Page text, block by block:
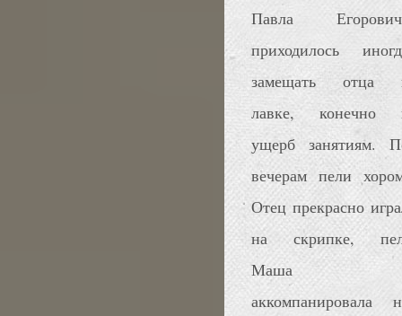
Павла
приходилось
замещать отца
лавке, конечно
ущерб занятиям.
вечерам пели
Отец прекрасно
на скрипке,
Маша
аккомпанировала